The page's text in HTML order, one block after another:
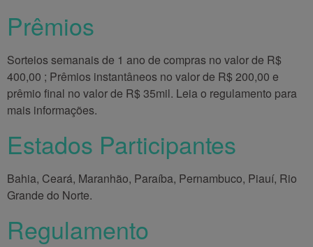
Prêmios
Sorteios semanais de 1 ano de compras no valor de R$
400,00 ; Prêmios instantâneos no valor de R$ 200,00 e
prêmio final no valor de R$ 35mil. Leia o regulamento para
mais informações.
Estados Participantes
Bahia, Ceará, Maranhão, Paraíba, Pernambuco, Piauí, Rio
Grande do Norte.
Regulamento